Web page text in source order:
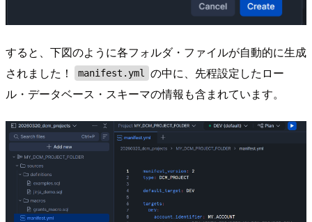
すると、下図のように各フォルダ・ファイルが自動的に生成
されました！
manifest.yml
の中に、先程設定したロー
ル・データベース・スキーマの情報も含まれています。